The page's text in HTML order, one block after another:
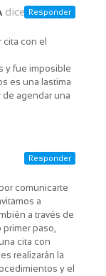
dice:
cita con el
y fue imposible
es una lastima
de agendar una
Responder
comunicarte
a
a través de
primer paso,
cita con
realizarán la
y el
Responder